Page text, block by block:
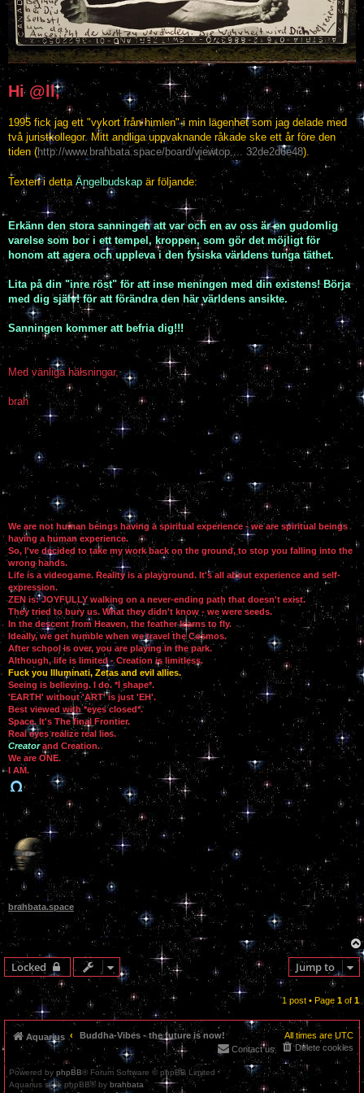
Hi @ll,
1995 fick jag ett "vykort från himlen" i min lägenhet som jag delade med
två juristkollegor. Mitt andliga uppvaknande råkade ske ett år före den
tiden (http://www.brahbata.space/board/viewtop ... 32de2d6e48).
Texten i detta Ängelbudskap är följande:
Erkänn den stora sanningen att var och en av oss är en gudomlig
varelse som bor i ett tempel, kroppen, som gör det möjligt för
honom att agera och uppleva i den fysiska världens tunga täthet.
Lita på din "inre röst" för att inse meningen med din existens! Börja
med dig själv! för att förändra den här världens ansikte.
Sanningen kommer att befria dig!!!
Med vänliga hälsningar,
brah
We are not human beings having a spiritual experience - we are spiritual beings
having a human experience.
So, I've decided to take my work back on the ground, to stop you falling into the
wrong hands.
Life is a videogame. Reality is a playground. It's all about experience and self-
expression.
ZEN is: JOYFULLY walking on a never-ending path that doesn't exist.
They tried to bury us. What they didn't know - we were seeds.
In the descent from Heaven, the feather learns to fly.
Ideally, we get humble when we travel the Cosmos.
After school is over, you are playing in the park.
Although, life is limited - Creation is limitless.
Fuck you Illuminati, Zetas and evil allies.
Seeing is believing. I do. *I shape*.
'EARTH' without 'ART' is just 'EH'.
Best viewed with *eyes closed*.
Space. It's The final Frontier.
Real eyes realize real lies.
Creatorand Creation.
We are ONE.
I AM.
brahbata.space
Locked Jump to
1 post • Page 1of 1
Aquarius Buddha-Vibes - the future is now! All times are UTC
Delete cookies
Contact us
Powered by phpBB® Forum Software © phpBB Limited
Aquarius style phpBB® by brahbata